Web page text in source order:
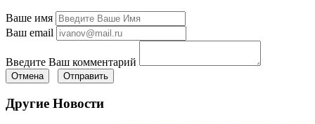
Ваше имя
Ваш email
Введите Ваш комментарий
Отмена Отправить
Другие Новости